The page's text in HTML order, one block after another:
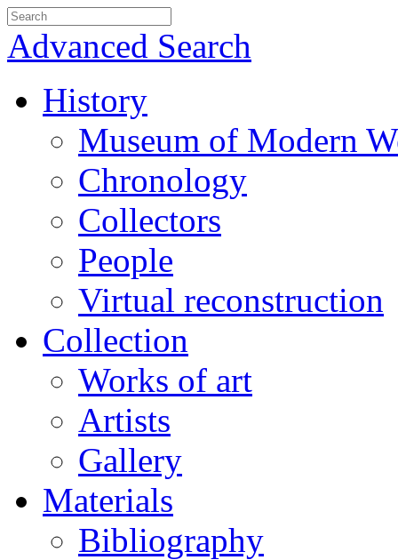
Advanced Search
History
Museum of Modern
Chronology
Collectors
People
Virtual reconstruction
Collection
Works of art
Artists
Gallery
Materials
Bibliography